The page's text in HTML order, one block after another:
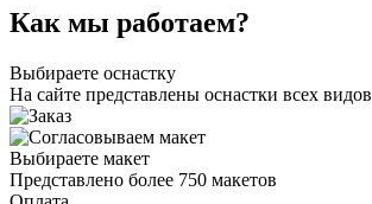
Как мы работаем?
Выбираете оснастку
На сайте представлены оснастки всех видов
Выбираете макет
Представлено более 750 макетов